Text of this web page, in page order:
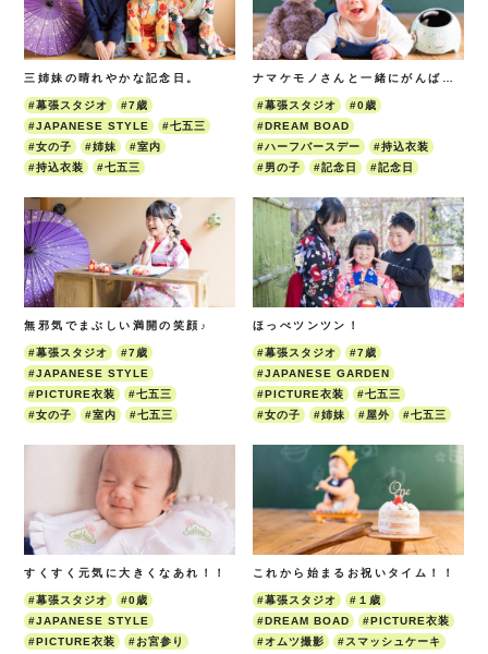
三姉妹の晴れやかな記念日。
#幕張スタジオ
#7歳
#JAPANESE STYLE
#七五三
#女の子
#姉妹
#室内
#持込衣装
#七五三
#幕張スタジオ
#0歳
#DREAM BOAD
#ハーフバースデー
#持込衣装
#男の子
#記念日 #記念日
無邪気でまぶしい満開の笑顔♪
#幕張スタジオ
#7歳
#JAPANESE STYLE
#PICTURE衣装
#七五三
#女の子
#室内 #七五三
ほっぺツンツン！
#幕張スタジオ
#7歳
#JAPANESE GARDEN
#PICTURE衣装
#七五三
#女の子
#姉妹 #屋外 #七五三
すくすく元気に大きくなあれ！！
#幕張スタジオ
#0歳
#JAPANESE STYLE
#PICTURE衣装
#お宮参り
これから始まるお祝いタイム！！
#幕張スタジオ
#１歳
#DREAM BOAD
#PICTURE衣装
#オムツ撮影
#スマッシュケーキ